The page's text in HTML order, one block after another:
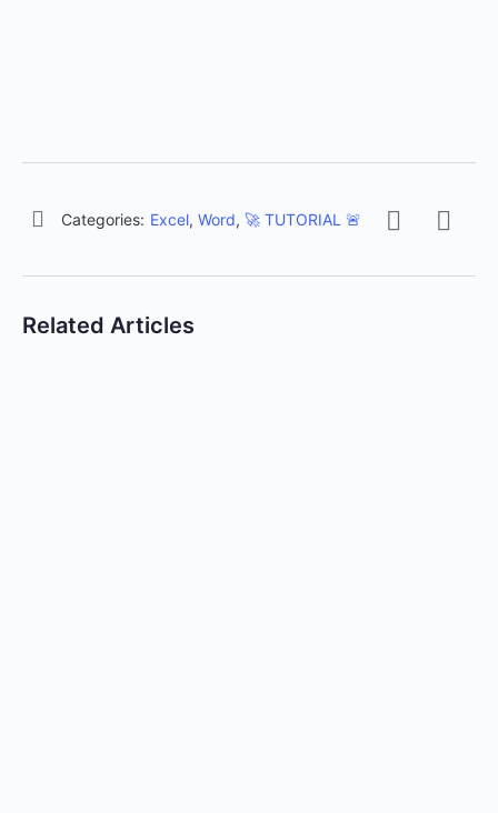
Categories: Excel, Word, 🚀 TUTORIAL 🚨
Related Articles